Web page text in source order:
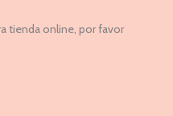
tienda online, por favor